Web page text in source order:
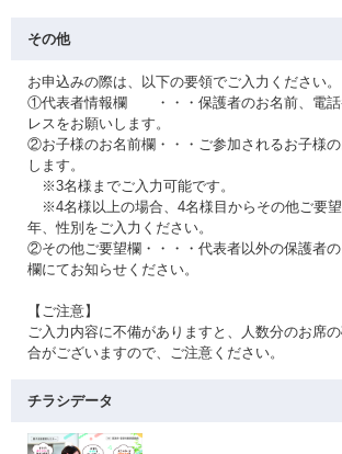
その他
お申込みの際は、以下の要領でご入力ください。
①代表者情報欄 ・・・保護者のお名前、電話
レスをお願いします。
②お子様のお名前欄・・・ご参加されるお子様
します。
※3名様までご入力可能です。
※4名様以上の場合、4名様目からその他ご要
年、性別をご入力ください。
②その他ご要望欄・・・・代表者以外の保護者
欄にてお知らせください。
【ご注意】
ご入力内容に不備がありますと、人数分のお席
合がございますので、ご注意ください。
チラシデータ